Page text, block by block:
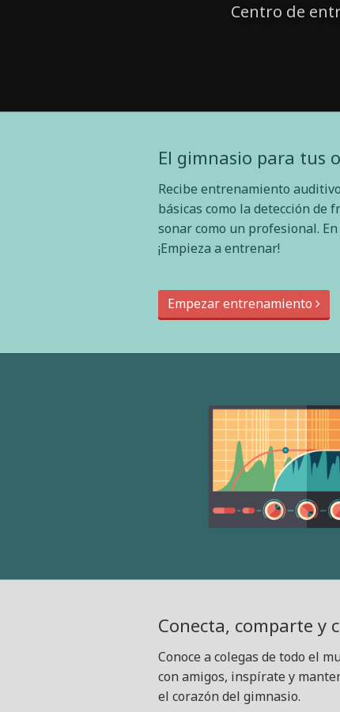
Centro de
El gimnasio para tus
Recibe entrenamiento
básicas como la detección de
sonar como un profesional.
¡Empieza a entrenar!
Empezar entrenamiento
Conecta, comparte y
Conoce a colegas de todo el
con amigos, inspírate y
el corazón del gimnasio.